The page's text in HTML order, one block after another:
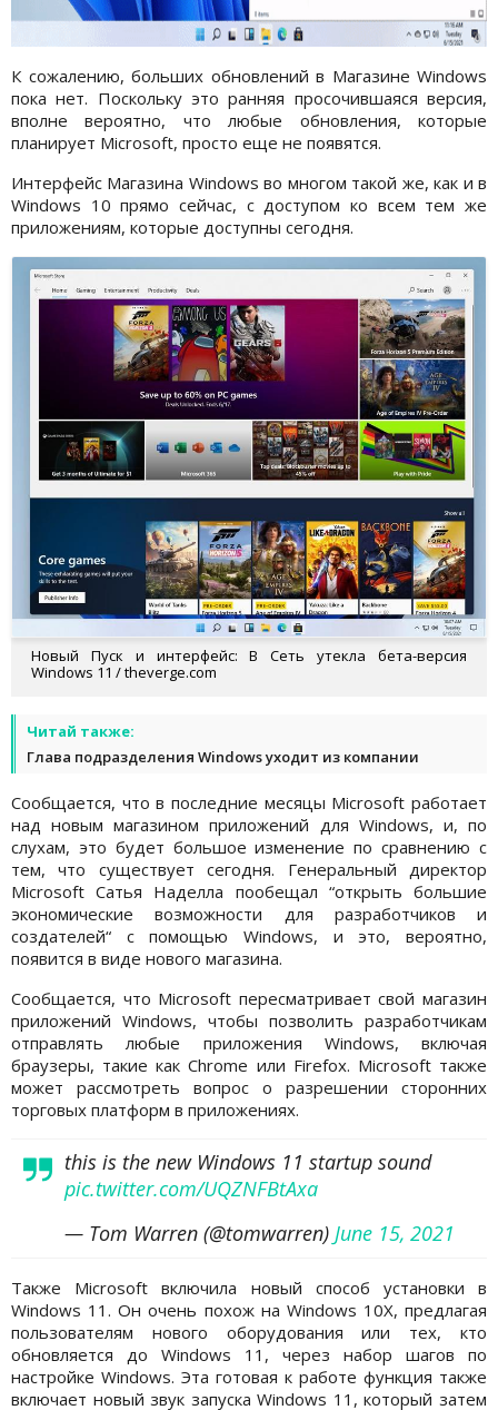
К сожалению, больших обновлений в Магазине Windows
пока нет. Поскольку это ранняя просочившаяся версия,
вполне вероятно, что любые обновления, которые
планирует Microsoft, просто еще не появятся.
Интерфейс Магазина Windows во многом такой же, как и в
Windows 10 прямо сейчас, с доступом ко всем тем же
приложениям, которые доступны сегодня.
Новый Пуск и интерфейс: В Сеть утекла бета-версия
Windows 11 / theverge.com
Читай также:
Глава подразделения Windows уходит из компании
Сообщается, что в последние месяцы Microsoft работает
над новым магазином приложений для Windows, и, по
слухам, это будет большое изменение по сравнению с
тем, что существует сегодня. Генеральный директор
Microsoft Сатья Наделла пообещал “открыть большие
экономические возможности для разработчиков и
создателей“ с помощью Windows, и это, вероятно,
появится в виде нового магазина.
Сообщается, что Microsoft пересматривает свой магазин
приложений Windows, чтобы позволить разработчикам
отправлять любые приложения Windows, включая
браузеры, такие как Chrome или Firefox. Microsoft также
может рассмотреть вопрос о разрешении сторонних
торговых платформ в приложениях.
this is the new Windows 11 startup sound
pic.twitter.com/UQZNFBtAxa
— Tom Warren (@tomwarren) June 15, 2021
Также Microsoft включила новый способ установки в
Windows 11. Он очень похож на Windows 10X, предлагая
пользователям нового оборудования или тех, кто
обновляется до Windows 11, через набор шагов по
настройке Windows. Эта готовая к работе функция также
включает новый звук запуска Windows 11, который затем